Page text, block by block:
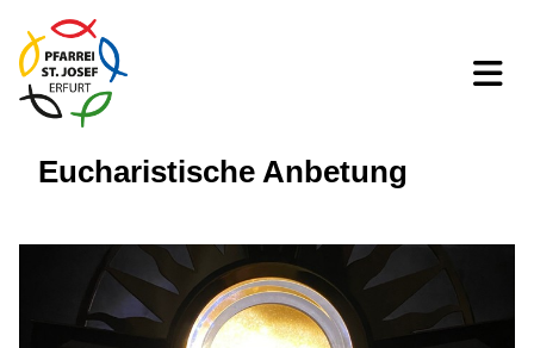
Eucharistische Anbetung